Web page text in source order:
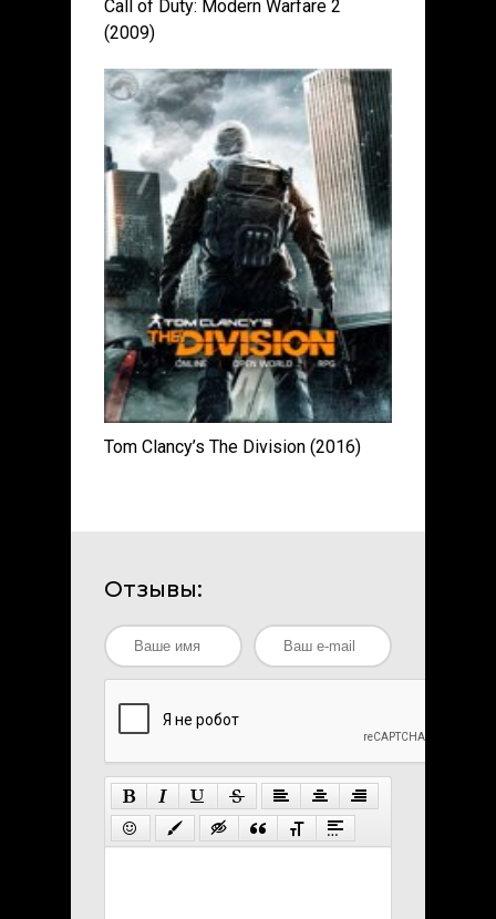
Call of Duty: Modern Warfare 2
(2009)
Tom Clancy’s The Division (2016)
Отзывы: